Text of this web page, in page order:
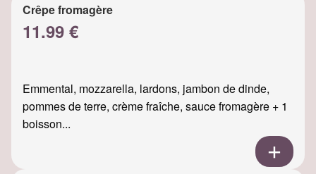
Crêpe fromagère
11.99 €
Emmental, mozzarella, lardons, jambon de dinde,
pommes de terre, crème fraîche, sauce fromagère + 1
boisson...